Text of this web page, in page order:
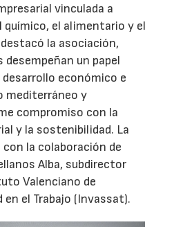
vinculada a
el alimentario y el
la asociación,
un papel
económico e
mediterráneo y
compromiso con la
y la sostenibilidad. La
la colaboración de
Alba, subdirector
Valenciano de
en el Trabajo (Invassat).